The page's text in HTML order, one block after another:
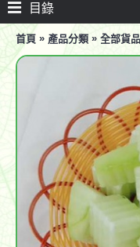
目錄
首頁 » 產品分類 » 全部貨品